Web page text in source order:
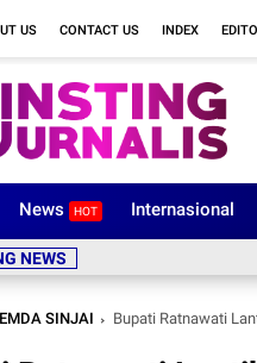
US CONTACT US INDEX
News HOT Internasional
NEWS
SINJAI Bupati Ratnawati